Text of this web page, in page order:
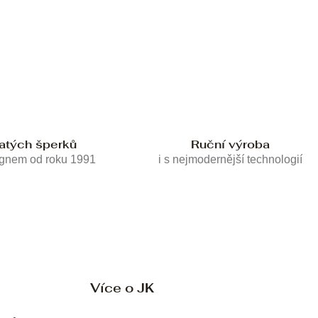
šperků
od roku 1991
Ruční výroba
i s nejmodernější technologií
Více o JK